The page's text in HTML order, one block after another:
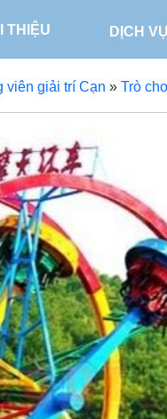
THIỆU DỊCH VỤ
viên giải trí Cạn » Trò